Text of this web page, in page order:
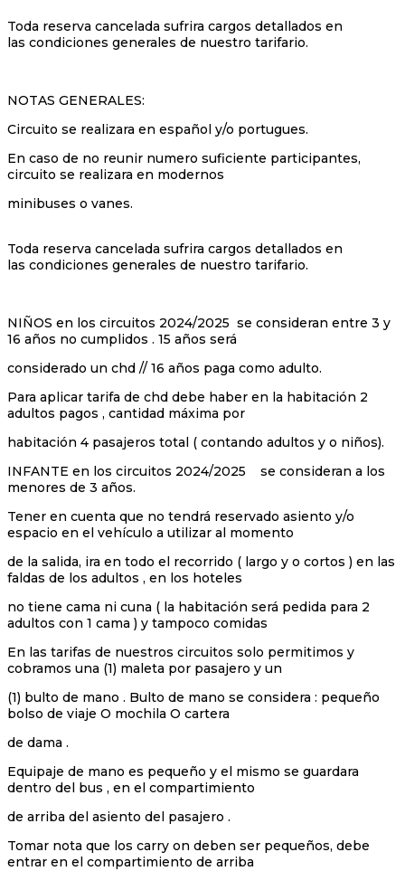
Toda reserva cancelada sufrira cargos detallados en
las condiciones generales de nuestro tarifario.
NOTAS GENERALES:
Circuito se realizara en español y/o portugues.
En caso de no reunir numero suficiente participantes,
circuito se realizara en modernos
minibuses o vanes.
Toda reserva cancelada sufrira cargos detallados en
las condiciones generales de nuestro tarifario.
NIÑOS en los circuitos 2024/2025 se consideran entre 3 y
16 años no cumplidos . 15 años será
considerado un chd // 16 años paga como adulto.
Para aplicar tarifa de chd debe haber en la habitación 2
adultos pagos , cantidad máxima por
habitación 4 pasajeros total ( contando adultos y o niños).
INFANTE en los circuitos 2024/2025 se consideran a los
menores de 3 años.
Tener en cuenta que no tendrá reservado asiento y/o
espacio en el vehículo a utilizar al momento
de la salida, ira en todo el recorrido ( largo y o cortos ) en las
faldas de los adultos , en los hoteles
no tiene cama ni cuna ( la habitación será pedida para 2
adultos con 1 cama ) y tampoco comidas
En las tarifas de nuestros circuitos solo permitimos y
cobramos una (1) maleta por pasajero y un
(1) bulto de mano . Bulto de mano se considera : pequeño
bolso de viaje O mochila O cartera
de dama .
Equipaje de mano es pequeño y el mismo se guardara
dentro del bus , en el compartimiento
de arriba del asiento del pasajero .
Tomar nota que los carry on deben ser pequeños, debe
entrar en el compartimiento de arriba